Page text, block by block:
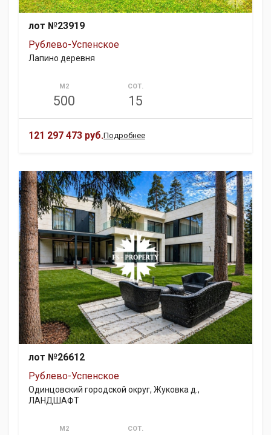
лот №23919
Рублево-Успенское
Лапино деревня
М2
500
СОТ.
15
121 297 473 руб.Подробнее
лот №26612
Рублево-Успенское
Одинцовский городской округ, Жуковка д.,
ЛАНДШАФТ
М2 СОТ.